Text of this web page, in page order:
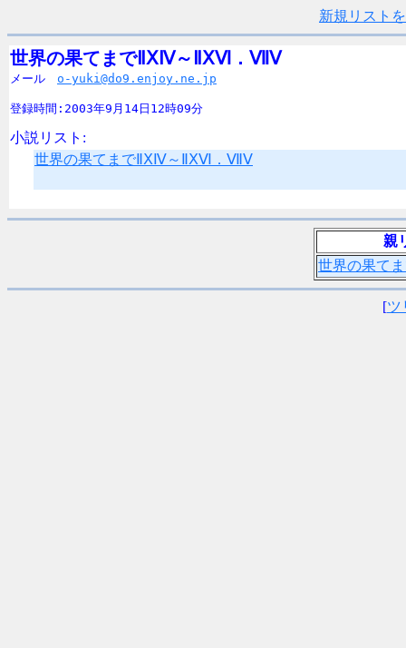
新規リスト
世界の果てまでⅡⅩⅣ～ⅡⅩⅥ．ⅦⅤ
メール o-yuki@do9.enjoy.ne.jp
登録時間:2003年9月14日12時09分
小説リスト:
世界の果てまでⅡⅩⅣ～ⅡⅩⅥ．ⅦⅤ
親
世界の果て
[ツ